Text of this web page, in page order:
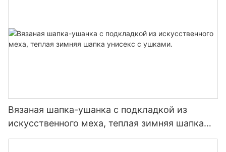
Вязаная шапка-ушанка с подкладкой из
искусственного меха, теплая зимняя шапка
унисекс с ушками.